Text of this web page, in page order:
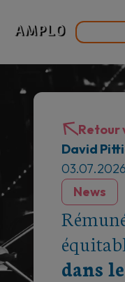
Retour
David
03.07.2026
News
dans